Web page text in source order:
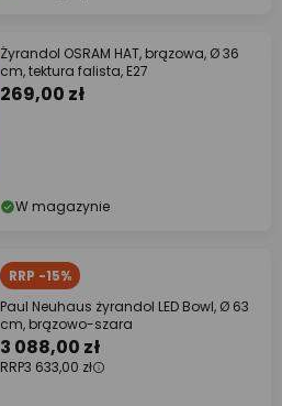
Żyrandol OSRAM HAT, brązowa, Ø 36
cm, tektura falista, E27
269,00 zł
W magazynie
RRP -15%
Paul Neuhaus żyrandol LED Bowl, Ø 63
cm, brązowo-szara
3 088,00 zł
RRP3 633,00 zł